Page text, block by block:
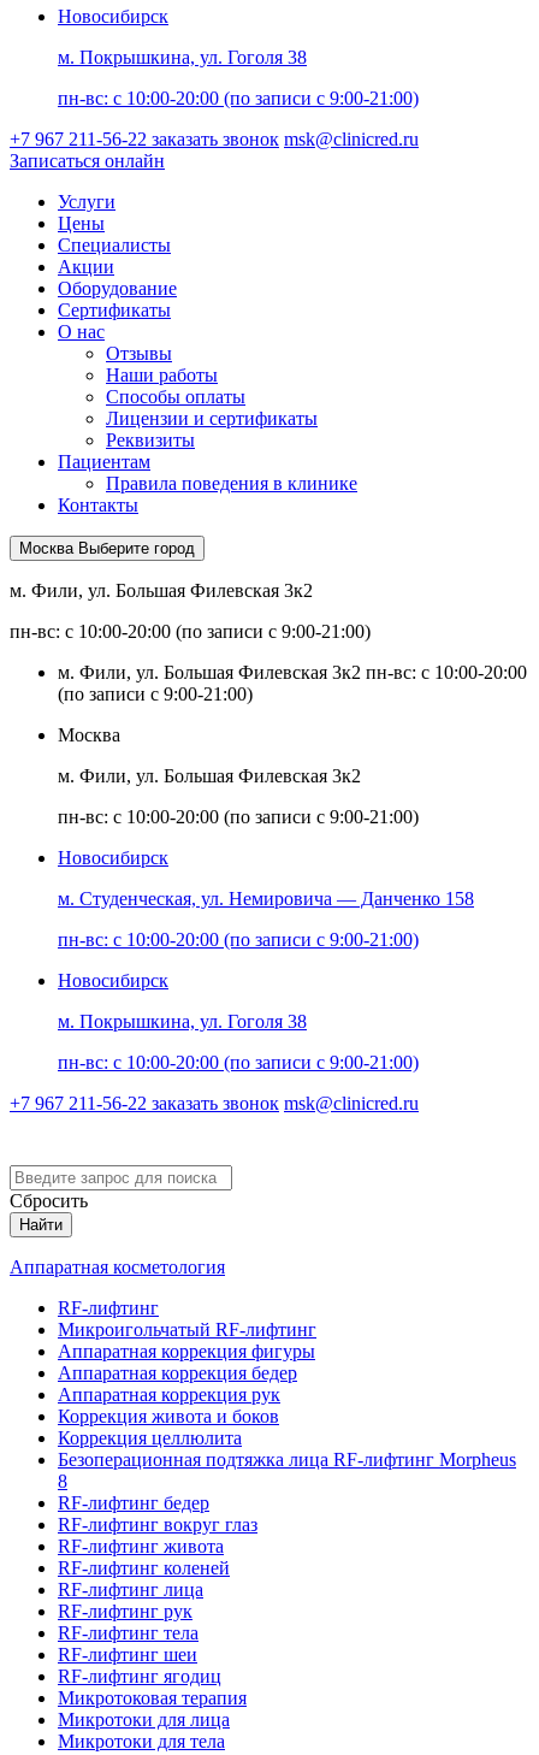
Новосибирск
м. Покрышкина, ул. Гоголя 38
пн-вс: с 10:00-20:00 (по записи с 9:00-21:00)
+7 967 211-56-22 заказать звонок msk@clinicred.ru
Записаться онлайн
Услуги
Цены
Специалисты
Акции
Оборудование
Сертификаты
О нас
Отзывы
Наши работы
Способы оплаты
Лицензии и сертификаты
Реквизиты
Пациентам
Правила поведения в клинике
Контакты
Москва Выберите город
м. Фили, ул. Большая Филевская 3к2
пн-вс: с 10:00-20:00 (по записи с 9:00-21:00)
м. Фили, ул. Большая Филевская 3к2 пн-вс: с 10:00-20:00
(по записи с 9:00-21:00)
Москва
м. Фили, ул. Большая Филевская 3к2
пн-вс: с 10:00-20:00 (по записи с 9:00-21:00)
Новосибирск
м. Студенческая, ул. Немировича — Данченко 158
пн-вс: с 10:00-20:00 (по записи с 9:00-21:00)
Новосибирск
м. Покрышкина, ул. Гоголя 38
пн-вс: с 10:00-20:00 (по записи с 9:00-21:00)
+7 967 211-56-22 заказать звонок msk@clinicred.ru
Сбросить
Найти
Аппаратная косметология
RF-лифтинг
Микроигольчатый RF-лифтинг
Аппаратная коррекция фигуры
Аппаратная коррекция бедер
Аппаратная коррекция рук
Коррекция живота и боков
Коррекция целлюлита
Безоперационная подтяжка лица RF-лифтинг Morpheus
8
RF-лифтинг бедер
RF-лифтинг вокруг глаз
RF-лифтинг живота
RF-лифтинг коленей
RF-лифтинг лица
RF-лифтинг рук
RF-лифтинг тела
RF-лифтинг шеи
RF-лифтинг ягодиц
Микротоковая терапия
Микротоки для лица
Микротоки для тела